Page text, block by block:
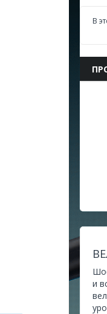
В
и